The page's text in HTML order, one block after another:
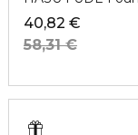
40,82 €
58,31 €